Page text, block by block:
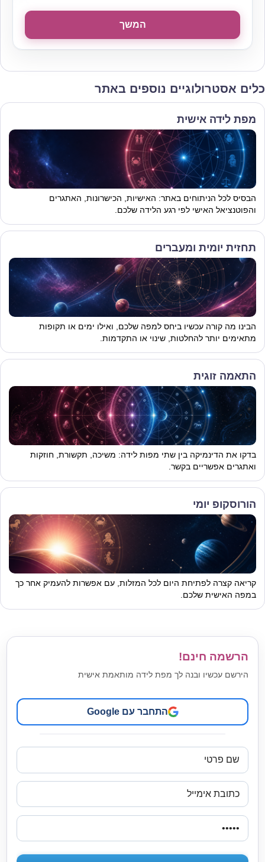
המשך
כלים אסטרולוגיים נוספים באתר
מפת לידה אישית
הבסיס לכל הניתוחים באתר: האישיות, הכישרונות, האתגרים
והפוטנציאל האישי לפי רגע הלידה שלכם.
תחזית יומית ומעברים
הבינו מה קורה עכשיו ביחס למפה שלכם, ואילו ימים או תקופות
מתאימים יותר להחלטות, שינוי או התקדמות.
התאמה זוגית
בדקו את הדינמיקה בין שתי מפות לידה: משיכה, תקשורת, חוזקות
ואתגרים אפשריים בקשר.
הורוסקופ יומי
קריאה קצרה לפתיחת היום לכל המזלות, עם אפשרות להעמיק אחר כך
במפה האישית שלכם.
הרשמה חינם!
הירשם עכשיו ובנה לך מפת לידה מותאמת אישית
התחבר עם Google